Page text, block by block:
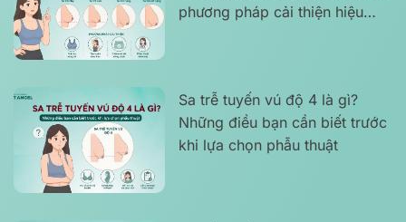
phương pháp cải thiện hiệu
Sa trễ tuyến vú độ 4 là gì?
Những điều bạn cần biết trước
khi lựa chọn phẫu thuật